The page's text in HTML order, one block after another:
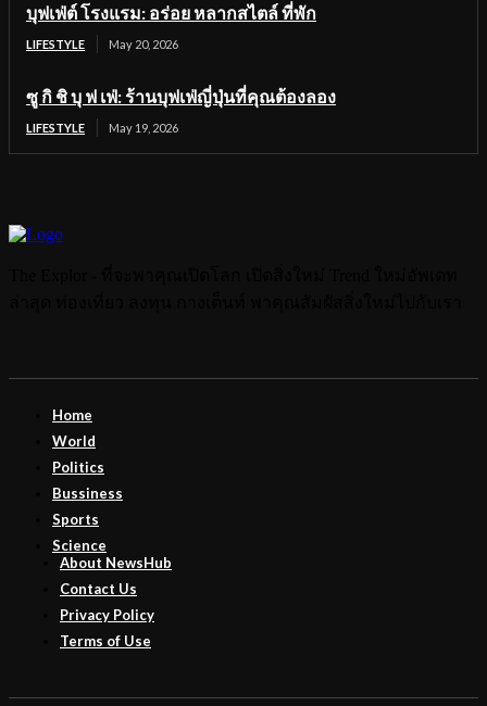
บุฟเฟ่ต์ โรงแรม: อร่อย หลากสไตล์ ที่พัก
LIFESTYLE May 20, 2026
ซู กิ ชิ บุ ฟ เฟ่: ร้านบุฟเฟ่ญี่ปุ่นที่คุณต้องลอง
LIFESTYLE May 19, 2026
Home
World
Politics
Bussiness
Sports
Science
About NewsHub
Contact Us
Privacy Policy
Terms of Use